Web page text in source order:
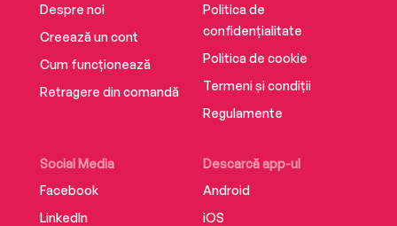
Despre noi
Creează un cont
Cum funcționează
Retragere din comandă
Social Media
Facebook
LinkedIn
Descarcă app-ul
Android
iOS
Politica de
confidențialitate
Politica de cookie
Termeni și condiții
Regulamente